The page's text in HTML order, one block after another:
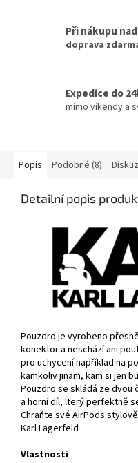
Při nákupu
doprava
Expedice do
mimo víkendy a
Popis Podobné (8)
Detailní popis
Pouzdro je vyrobeno
konektor a neschází ani
pro uchycení například na
kamkoliv jinam, kam si jen
Pouzdro se skládá ze dvou
a horní díl, lterý perfektně
Chraňte své AirPods
Karl Lagerfeld
Vlastnosti